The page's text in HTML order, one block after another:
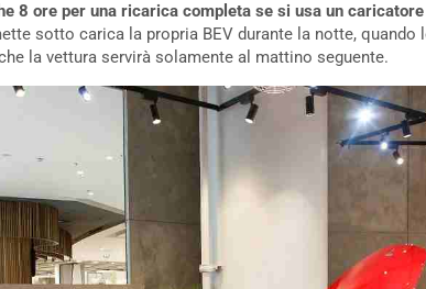
8 ore per una ricarica completa se si usa un
sotto carica la propria BEV durante la notte, quando
la vettura servirà solamente al mattino seguente.